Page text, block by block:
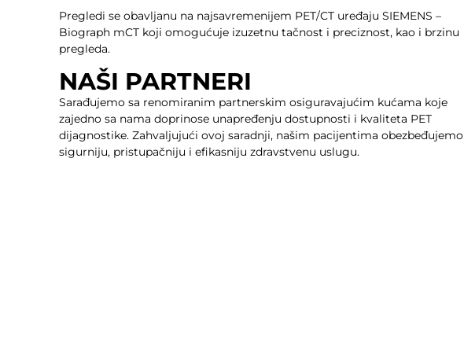
Pregledi se obavljanu na najsavremenijem PET/CT uređaju SIEMENS –
Biograph mCT koji omogućuje izuzetnu tačnost i preciznost, kao i brzinu
pregleda.
NAŠI PARTNERI
Sarađujemo sa renomiranim partnerskim osiguravajućim kućama koje
zajedno sa nama doprinose unapređenju dostupnosti i kvaliteta PET
dijagnostike. Zahvaljujući ovoj saradnji, našim pacijentima obezbeđujemo
sigurniju, pristupačniju i efikasniju zdravstvenu uslugu.